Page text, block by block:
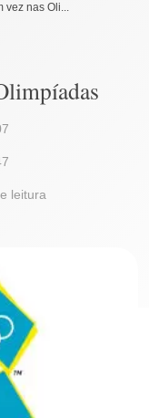
vez nas Oli...
leitura